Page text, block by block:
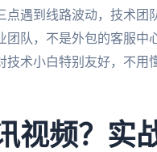
点遇到线路波动，技术团
队，不是外包的客服中
术小白特别友好，不用
视频？实